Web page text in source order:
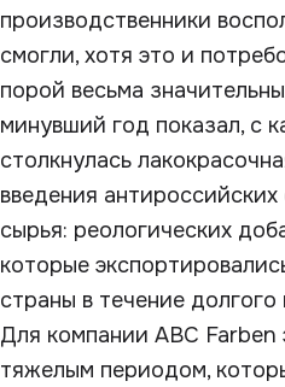
производственники
смогли, хотя это и
порой весьма
минувший год показал, с
столкнулась
введения
сырья: реологических
которые
страны в течение
Для компании ABC Farben
тяжелым периодом,